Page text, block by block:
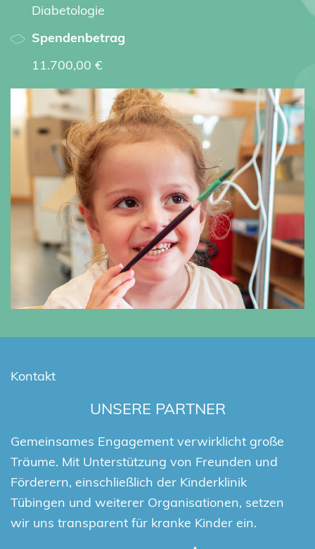
Diabetologie
Spendenbetrag
11.700,00 €
Kontakt
UNSERE PARTNER
Gemeinsames Engagement verwirklicht große
Träume. Mit Unterstützung von Freunden und
Förderern, einschließlich der Kinderklinik
Tübingen und weiterer Organisationen, setzen
wir uns transparent für kranke Kinder ein.